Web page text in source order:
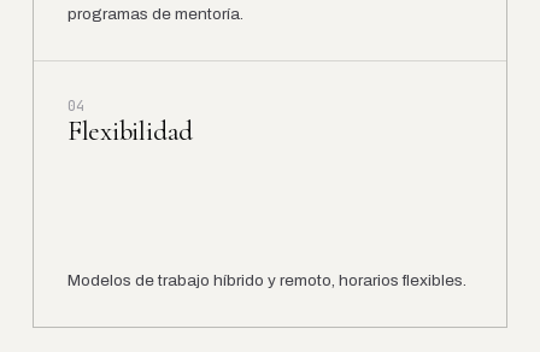
programas de mentoría.
04
Flexibilidad
Modelos de trabajo híbrido y remoto, horarios flexibles.